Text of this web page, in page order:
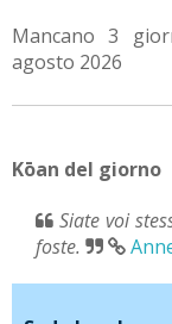
Mancano 3
agosto 2026
Kōan del giorno
Siate voi
foste.